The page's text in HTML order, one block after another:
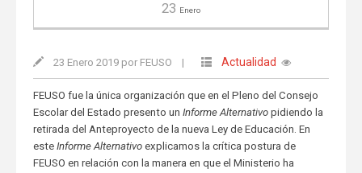
23 Enero
23 Enero 2019 por FEUSO | Actualidad
FEUSO fue la única organización que en el Pleno del Consejo
Escolar del Estado presento un Informe Alternativopidiendo la
retirada del Anteproyecto de la nueva Ley de Educación. En
este Informe Alternativoexplicamos la crítica postura de
FEUSO en relación con la manera en que el Ministerio ha